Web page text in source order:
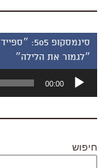
סינמסקופ
״לגמור את הלילה״
אודיו
00:00
חיפוש